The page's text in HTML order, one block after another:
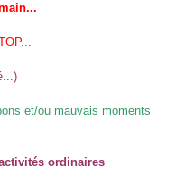
et/ou mauvais moments
ordinaires